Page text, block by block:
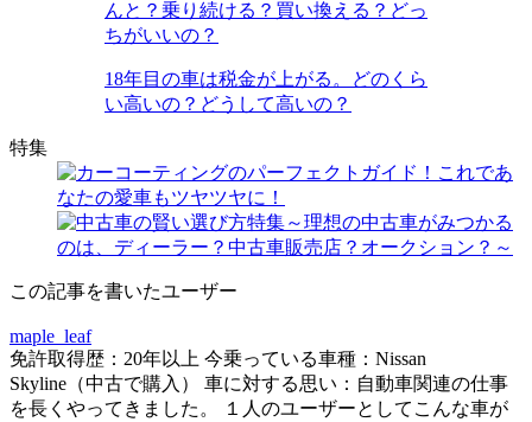
んと？乗り続ける？買い換える？どっ
ちがいいの？
18年目の車は税金が上がる。どのくら
い高いの？どうして高いの？
特集
この記事を書いたユーザー
maple_leaf
免許取得歴：20年以上 今乗っている車種：Nissan
Skyline（中古で購入） 車に対する思い：自動車関連の仕事
を長くやってきました。 １人のユーザーとしてこんな車が